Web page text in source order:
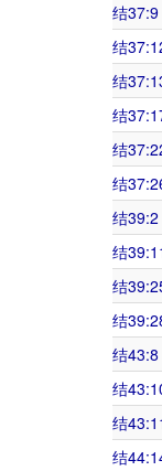
结37:9
结
结
结
结
结
结39:2
结
结
结
结43:8
结
结
结